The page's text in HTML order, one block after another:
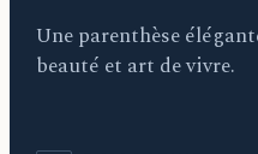
Une parenthèse
beauté et art de vivre.